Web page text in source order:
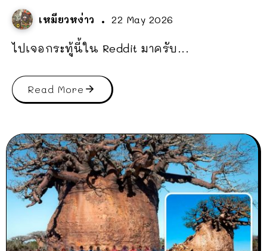
เหมียวหง่าว 22 May 2026
ไปเจอกระทู้นี้ใน Reddit มาครับ...
Read More